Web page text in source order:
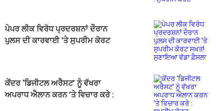
ਪੇਪਰ ਲੀਕ ਵਿਰੋਧ ਪ੍ਰਦਰਸ਼ਨਾਂ ਦੌਰਾਨ
ਪੁਲਸ ਦੀ ਕਾਰਵਾਈ 'ਤੇ ਸੁਪਰੀਮ ਕੋਰਟ
ਕੇਂਦਰ ‘ਡਿਜੀਟਲ ਅਰੈਸਟ’ ਨੂੰ ਵੱਖਰਾ
ਅਪਰਾਧ ਐਲਾਨ ਕਰਨ ’ਤੇ ਵਿਚਾਰ ਕਰੇ :